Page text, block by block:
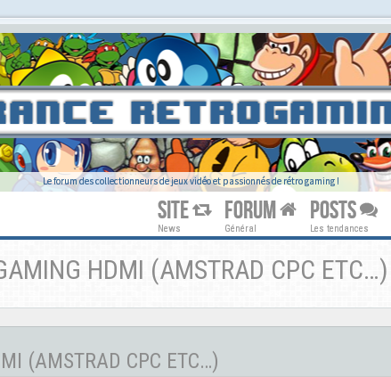
Le forum des collectionneurs de jeux vidéo et passionnés de rétro gaming !
SITE
News
FORUM
Général
POSTS
Les tendances
HDMI (AMSTRAD CPC ETC…)
(AMSTRAD CPC ETC…)